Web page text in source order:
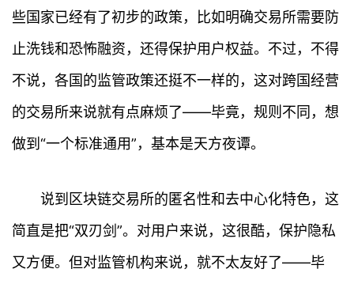
些国家已经有了初步的政策，比如明确交易所需要防
止洗钱和恐怖融资，还得保护用户权益。不过，不得
不说，各国的监管政策还挺不一样的，这对跨国经营
的交易所来说就有点麻烦了——毕竟，规则不同，想
做到“一个标准通用”，基本是天方夜谭。
说到区块链交易所的匿名性和去中心化特色，这
简直是把“双刃剑”。对用户来说，这很酷，保护隐私
又方便。但对监管机构来说，就不太友好了——毕